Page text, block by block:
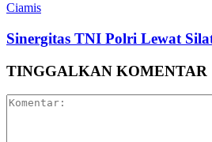
Ciamis
Sinergitas TNI Polri Lewat
TINGGALKAN KOMENTAR